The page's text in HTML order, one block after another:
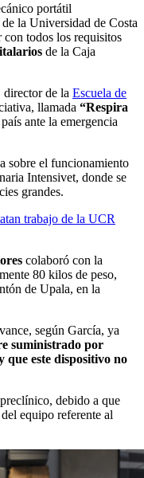
portátil
la Universidad de Costa
todos los requisitos
de la Caja
de la Escuela de
llamada “Respira
ante la emergencia
sobre el funcionamiento
Intensivet, donde se
grandes.
trabajo de la UCR
colaboró con la
80 kilos de peso,
de Upala, en la
según García, ya
suministrado por
este dispositivo no
debido a que
equipo referente al